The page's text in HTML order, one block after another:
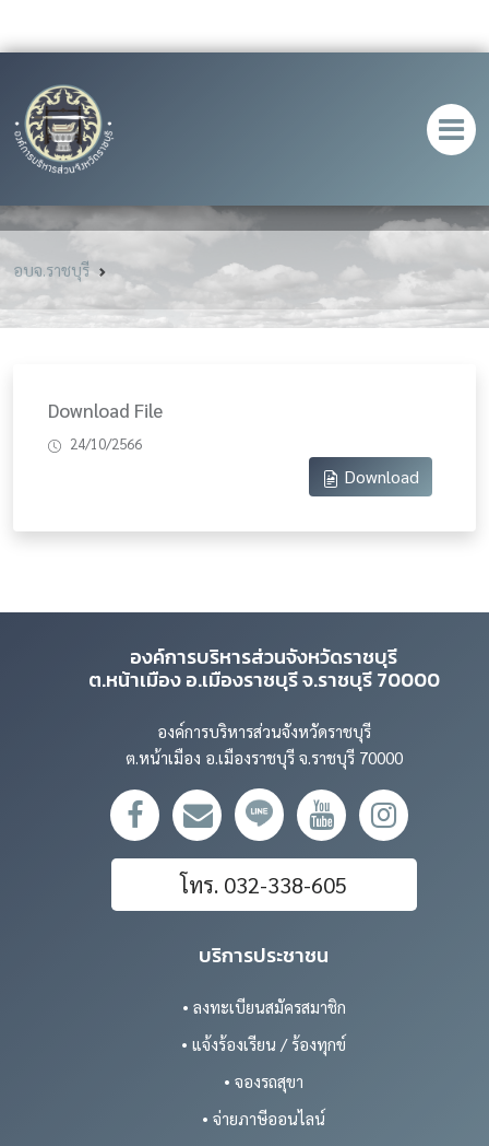
อบจ.ราชบุรี
Download File
24/10/2566
Download
องค์การบริหารส่วนจังหวัดราชบุรี
ต.หน้าเมือง อ.เมืองราชบุรี จ.ราชบุรี 70000
องค์การบริหารส่วนจังหวัดราชบุรี
ต.หน้าเมือง อ.เมืองราชบุรี จ.ราชบุรี 70000
โทร. 032-338-605
บริการประชาชน
• ลงทะเบียนสมัครสมาชิก
• แจ้งร้องเรียน / ร้องทุกข์
• จองรถสุขา
• จ่ายภาษีออนไลน์